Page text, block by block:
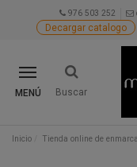
976 503 252
Decargar catalogo
MENÚ Buscar
Inicio Tienda online de